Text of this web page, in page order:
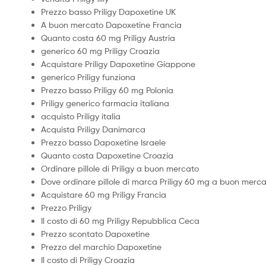
Prezzo basso Priligy Dapoxetine UK
A buon mercato Dapoxetine Francia
Quanto costa 60 mg Priligy Austria
generico 60 mg Priligy Croazia
Acquistare Priligy Dapoxetine Giappone
generico Priligy funziona
Prezzo basso Priligy 60 mg Polonia
Priligy generico farmacia italiana
acquisto Priligy italia
Acquista Priligy Danimarca
Prezzo basso Dapoxetine Israele
Quanto costa Dapoxetine Croazia
Ordinare pillole di Priligy a buon mercato
Dove ordinare pillole di marca Priligy 60 mg a buon
Acquistare 60 mg Priligy Francia
Prezzo Priligy
Il costo di 60 mg Priligy Repubblica Ceca
Prezzo scontato Dapoxetine
Prezzo del marchio Dapoxetine
Il costo di Priligy Croazia